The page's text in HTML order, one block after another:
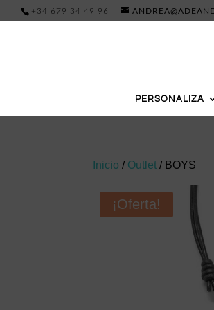
+34 679 34 49 96
PERSONALIZA
Inicio / Outlet / BOYS
¡Oferta!